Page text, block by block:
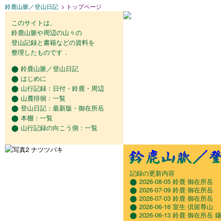
鈴鹿山脈／登山日記 > トップページ
このサイトは、
鈴鹿山脈や周辺の山々の
登山記録と書籍などの資料を
整理したものです．
⬤ 鈴鹿山脈／登山日記
⬤ はじめに
⬤ 山行記録 ： 日付 ・ 鈴鹿 ・ 周辺
⬤ 山麓徘徊 ： 一覧
⬤ 登山日記 ： 最新版 ・ 御在所岳
⬤ 本棚 ： 一覧
⬤ 山行記録の向こう側 ： 一覧
記録の更新内容
⬤ 2026-08-05 鈴鹿 御在所岳
⬤ 2026-07-09 鈴鹿 御在所岳
⬤ 2026-07-03 鈴鹿 御在所岳
⬤ 2026-06-16 室生 倶留尊山
⬤ 2026-06-13 鈴鹿 御在所岳